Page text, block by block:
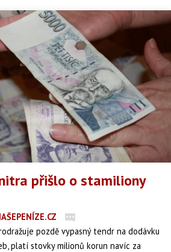
zisky, mezi kterými nefunguje
Český telekomunikační úřad (ČTÚ).
přišlo o stamiliony
pozdě vypasný tendr na dodávku
platí stovky milionů korun navíc za